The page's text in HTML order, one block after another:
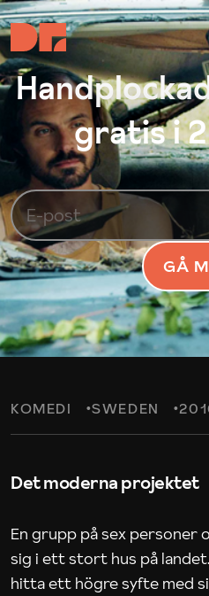
gratis i
GÅ
KOMEDI SWEDEN
Det moderna projektet
En grupp på sex personer
sig i ett stort hus på
hitta ett högre syfte med